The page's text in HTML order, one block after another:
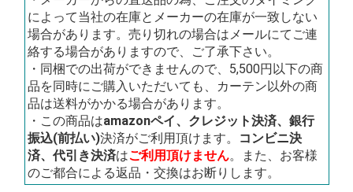
によって当社の在庫とメーカーの在庫が一致しない
場合があります。売り切れの場合はメールにてご連
絡する場合がありますので、ご了承下さい。
・同梱での出荷ができませんので、5,500円以下の商
品を同時にご購入いただいても、カーテン以外の商
品は送料がかかる場合があります。
・この商品はamazonペイ、クレジット決済、銀行
振込(前払い)決済がご利用頂けます。 コンビニ決
済、代引き決済はご利用頂けません。また、お客様
のご都合による返品・交換はお断りします。